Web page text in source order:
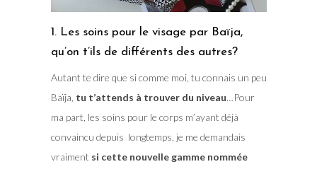
1. Les soins pour le visage par Baïja,
qu’on t’ils de différents des autres?
Autant te dire que si comme moi, tu connais un peu
Baïja, tu t’attends à trouver du niveau…Pour
ma part, les soins pour le corps m’ayant déjà
convaincu depuis longtemps, je me demandais
vraiment si cette nouvelle gamme nommée